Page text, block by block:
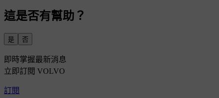
這是否有幫助？
是 否